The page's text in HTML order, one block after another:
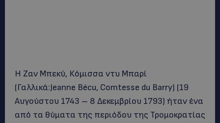
Η Ζαν Μπεκύ, Κόμισσα ντυ Μπαρί
(Γαλλικά:Jeanne Bécu, Comtesse du Barry) (19
Αυγούστου 1743 – 8 Δεκεμβρίου 1793) ήταν ένα
από τα θύματα της περιόδου της Τρομοκρατίας